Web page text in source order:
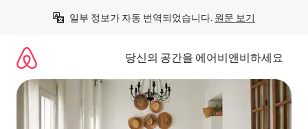
일부 정보가 자동 번역되었습니다. 원문 보기
당신의 공간을 에어비앤비하세요